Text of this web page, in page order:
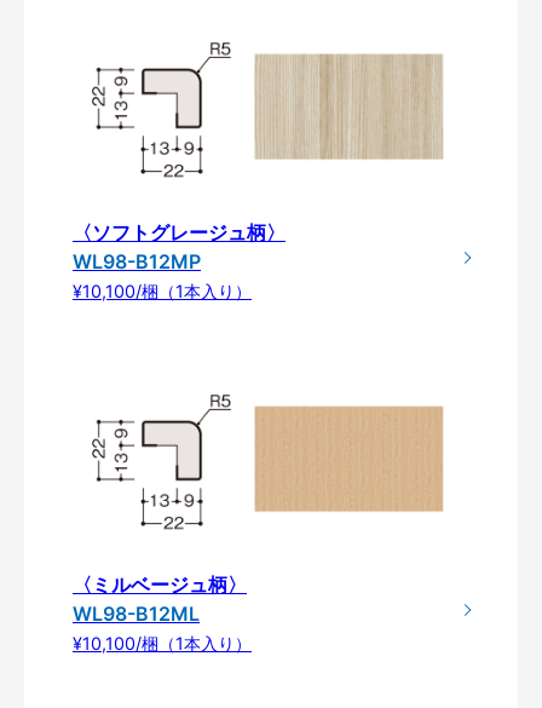
〈ソフトグレージュ柄〉
WL98-B12MP
¥10,100/梱（1本入り）
〈ミルベージュ柄〉
WL98-B12ML
¥10,100/梱（1本入り）